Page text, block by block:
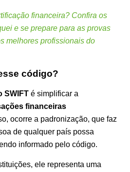
financeira? Confira os
e se prepare para as provas
melhores profissionais do
código?
SWIFT é simplificar a
financeiras
ocorre a padronização, que faz
de qualquer país possa
informado pelo código.
ele representa uma